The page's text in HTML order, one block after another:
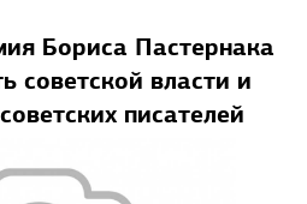
Бориса Пастернака
советской власти и
писателей